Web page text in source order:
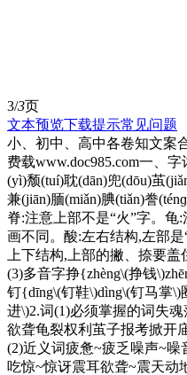
3/3页
文本预览下载提示常见问题
小、初中、高中各卷知文案
费载www.doc985.com一、
(yì)颓(tuí)耽(dān)兜(dōu)茧
兼(jiān)腼(miǎn)腆(tiǎn)誊
脊:注意上部不是“火”字。龟
画不同。酸:左右结构,左部
上下结构,上部的撇、捺要盖
(3)多音字挣{zhèng\(挣钱
钉{dīng\(钉鞋\)dìng\(钉马掌\)
进\)2.词(1)必须掌握的词失
欲聋龟裂权利茧子报考掀开
(2)近义词疲惫~疲乏噪声~
吃惊~惊讶震耳欲聋~震天动